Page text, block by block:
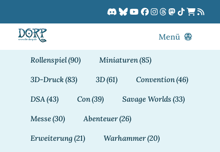
springen
Menü
Rollenspiel(90) Miniaturen(85)
3D-Druck(83) 3D(61) Convention(46)
DSA (43) Con(39) Savage Worlds (33)
Messe(30) Abenteuer(26)
Erweiterung (21) Warhammer(20)